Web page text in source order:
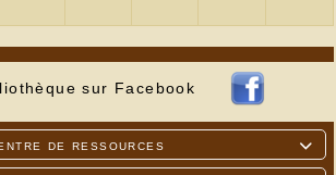
sur Facebook

de ressources